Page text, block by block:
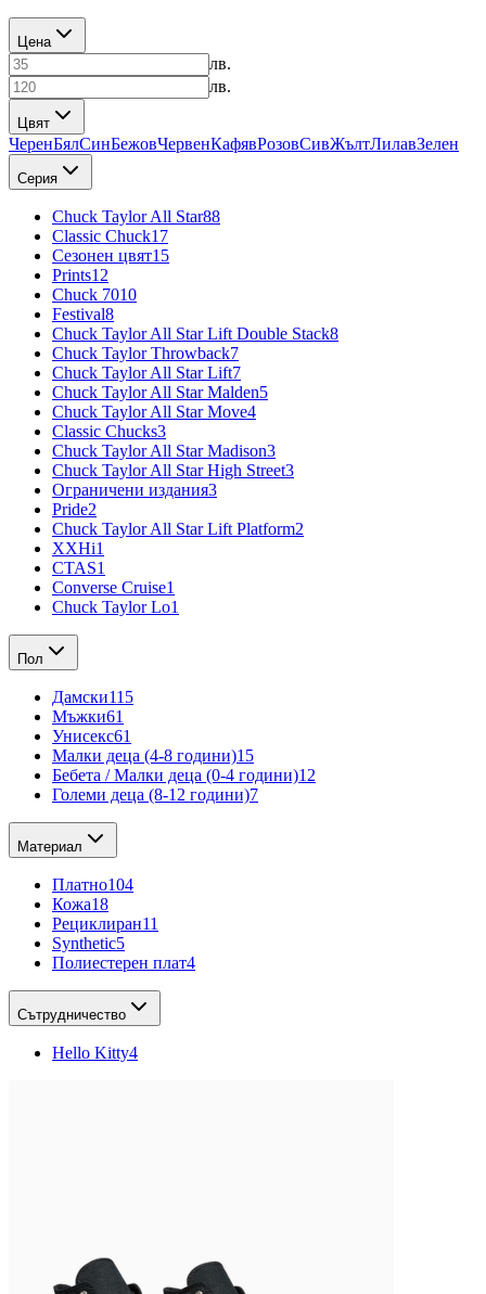
Цена
лв.
лв.
Цвят
ЧеренБялСинБежовЧервенКафявРозовСивЖълтЛилавЗелен
Серия
Chuck Taylor All Star88
Classic Chuck17
Сезонен цвят15
Prints12
Chuck 7010
Festival8
Chuck Taylor All Star Lift Double Stack8
Chuck Taylor Throwback7
Chuck Taylor All Star Lift7
Chuck Taylor All Star Malden5
Chuck Taylor All Star Move4
Classic Chucks3
Chuck Taylor All Star Madison3
Chuck Taylor All Star High Street3
Ограничени издания3
Pride2
Chuck Taylor All Star Lift Platform2
XXHi1
CTAS1
Converse Cruise1
Chuck Taylor Lo1
Пол
Дамски115
Мъжки61
Унисекс61
Малки деца (4-8 години)15
Бебета / Малки деца (0-4 години)12
Големи деца (8-12 години)7
Материал
Платно104
Кожа18
Рециклиран11
Synthetic5
Полиестерен плат4
Сътрудничество
Hello Kitty4